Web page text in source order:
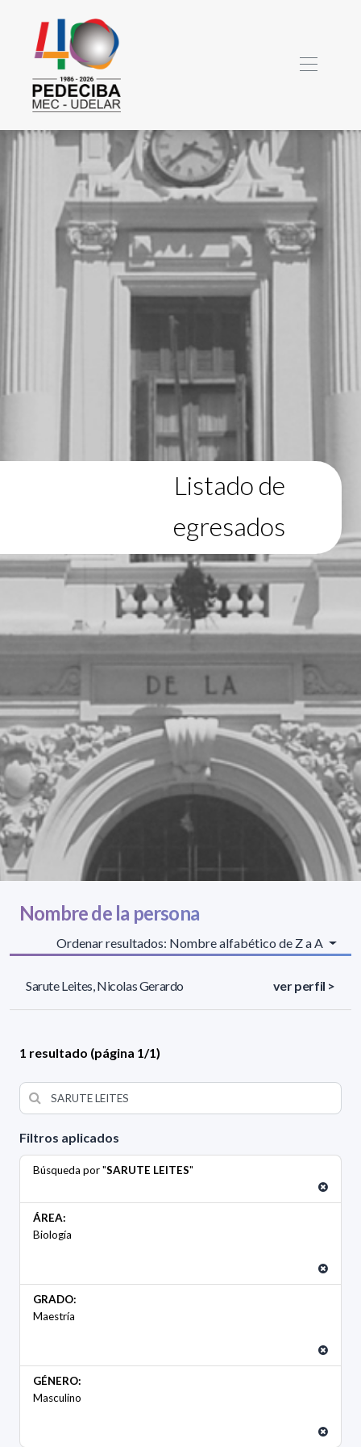
Listado de
egresados
Filtros aplicados
Búsqueda por "SARUTE LEITES"
ÁREA:
Biología
GRADO:
Maestría
GÉNERO:
Masculino
Nombre de la persona
Ordenar resultados: Nombre alfabético de Z a A
Sarute Leites, Nicolas Gerardo ver perfil >
1 resultado (página 1/1)